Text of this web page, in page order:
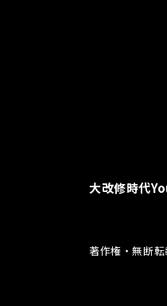
大改修時代
著作権・無断